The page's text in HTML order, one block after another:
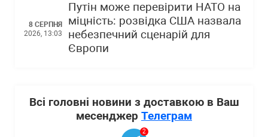
8 СЕРПНЯ
2026, 13:03
Путін може перевірити НАТО на
міцність: розвідка США назвала
небезпечний сценарій для
Європи
Всі головні новини з доставкою в Ваш
месенджер Телеграм
2